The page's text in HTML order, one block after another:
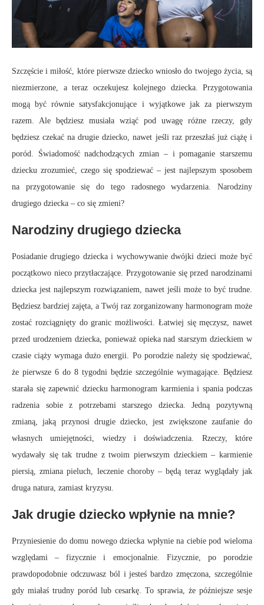
Szczęście i miłość, które pierwsze dziecko wniosło do twojego życia, są
niezmierzone, a teraz oczekujesz kolejnego dziecka. Przygotowania
mogą być równie satysfakcjonujące i wyjątkowe jak za pierwszym
razem. Ale będziesz musiała wziąć pod uwagę różne rzeczy, gdy
będziesz czekać na drugie dziecko, nawet jeśli raz przeszłaś już ciążę i
poród. Świadomość nadchodzących zmian – i pomaganie starszemu
dziecku zrozumieć, czego się spodziewać – jest najlepszym sposobem
na przygotowanie się do tego radosnego wydarzenia. Narodziny
drugiego dziecka – co się zmieni?
Narodziny drugiego dziecka
Posiadanie drugiego dziecka i wychowywanie dwójki dzieci może być
początkowo nieco przytłaczające. Przygotowanie się przed narodzinami
dziecka jest najlepszym rozwiązaniem, nawet jeśli może to być trudne.
Będziesz bardziej zajęta, a Twój raz zorganizowany harmonogram może
zostać rozciągnięty do granic możliwości. Łatwiej się męczysz, nawet
przed urodzeniem dziecka, ponieważ opieka nad starszym dzieckiem w
czasie ciąży wymaga dużo energii. Po porodzie należy się spodziewać,
że pierwsze 6 do 8 tygodni będzie szczególnie wymagające. Będziesz
starała się zapewnić dziecku harmonogram karmienia i spania podczas
radzenia sobie z potrzebami starszego dziecka. Jedną pozytywną
zmianą, jaką przynosi drugie dziecko, jest zwiększone zaufanie do
własnych umiejętności, wiedzy i doświadczenia. Rzeczy, które
wydawały się tak trudne z twoim pierwszym dzieckiem – karmienie
piersią, zmiana pieluch, leczenie choroby – będą teraz wyglądały jak
druga natura, zamiast kryzysu.
Jak drugie dziecko wpłynie na mnie?
Przyniesienie do domu nowego dziecka wpłynie na ciebie pod wieloma
względami – fizycznie i emocjonalnie. Fizycznie, po porodzie
prawdopodobnie odczuwasz ból i jesteś bardzo zmęczona, szczególnie
gdy miałaś trudny poród lub cesarkę. To sprawia, że ​​późniejsze sesje